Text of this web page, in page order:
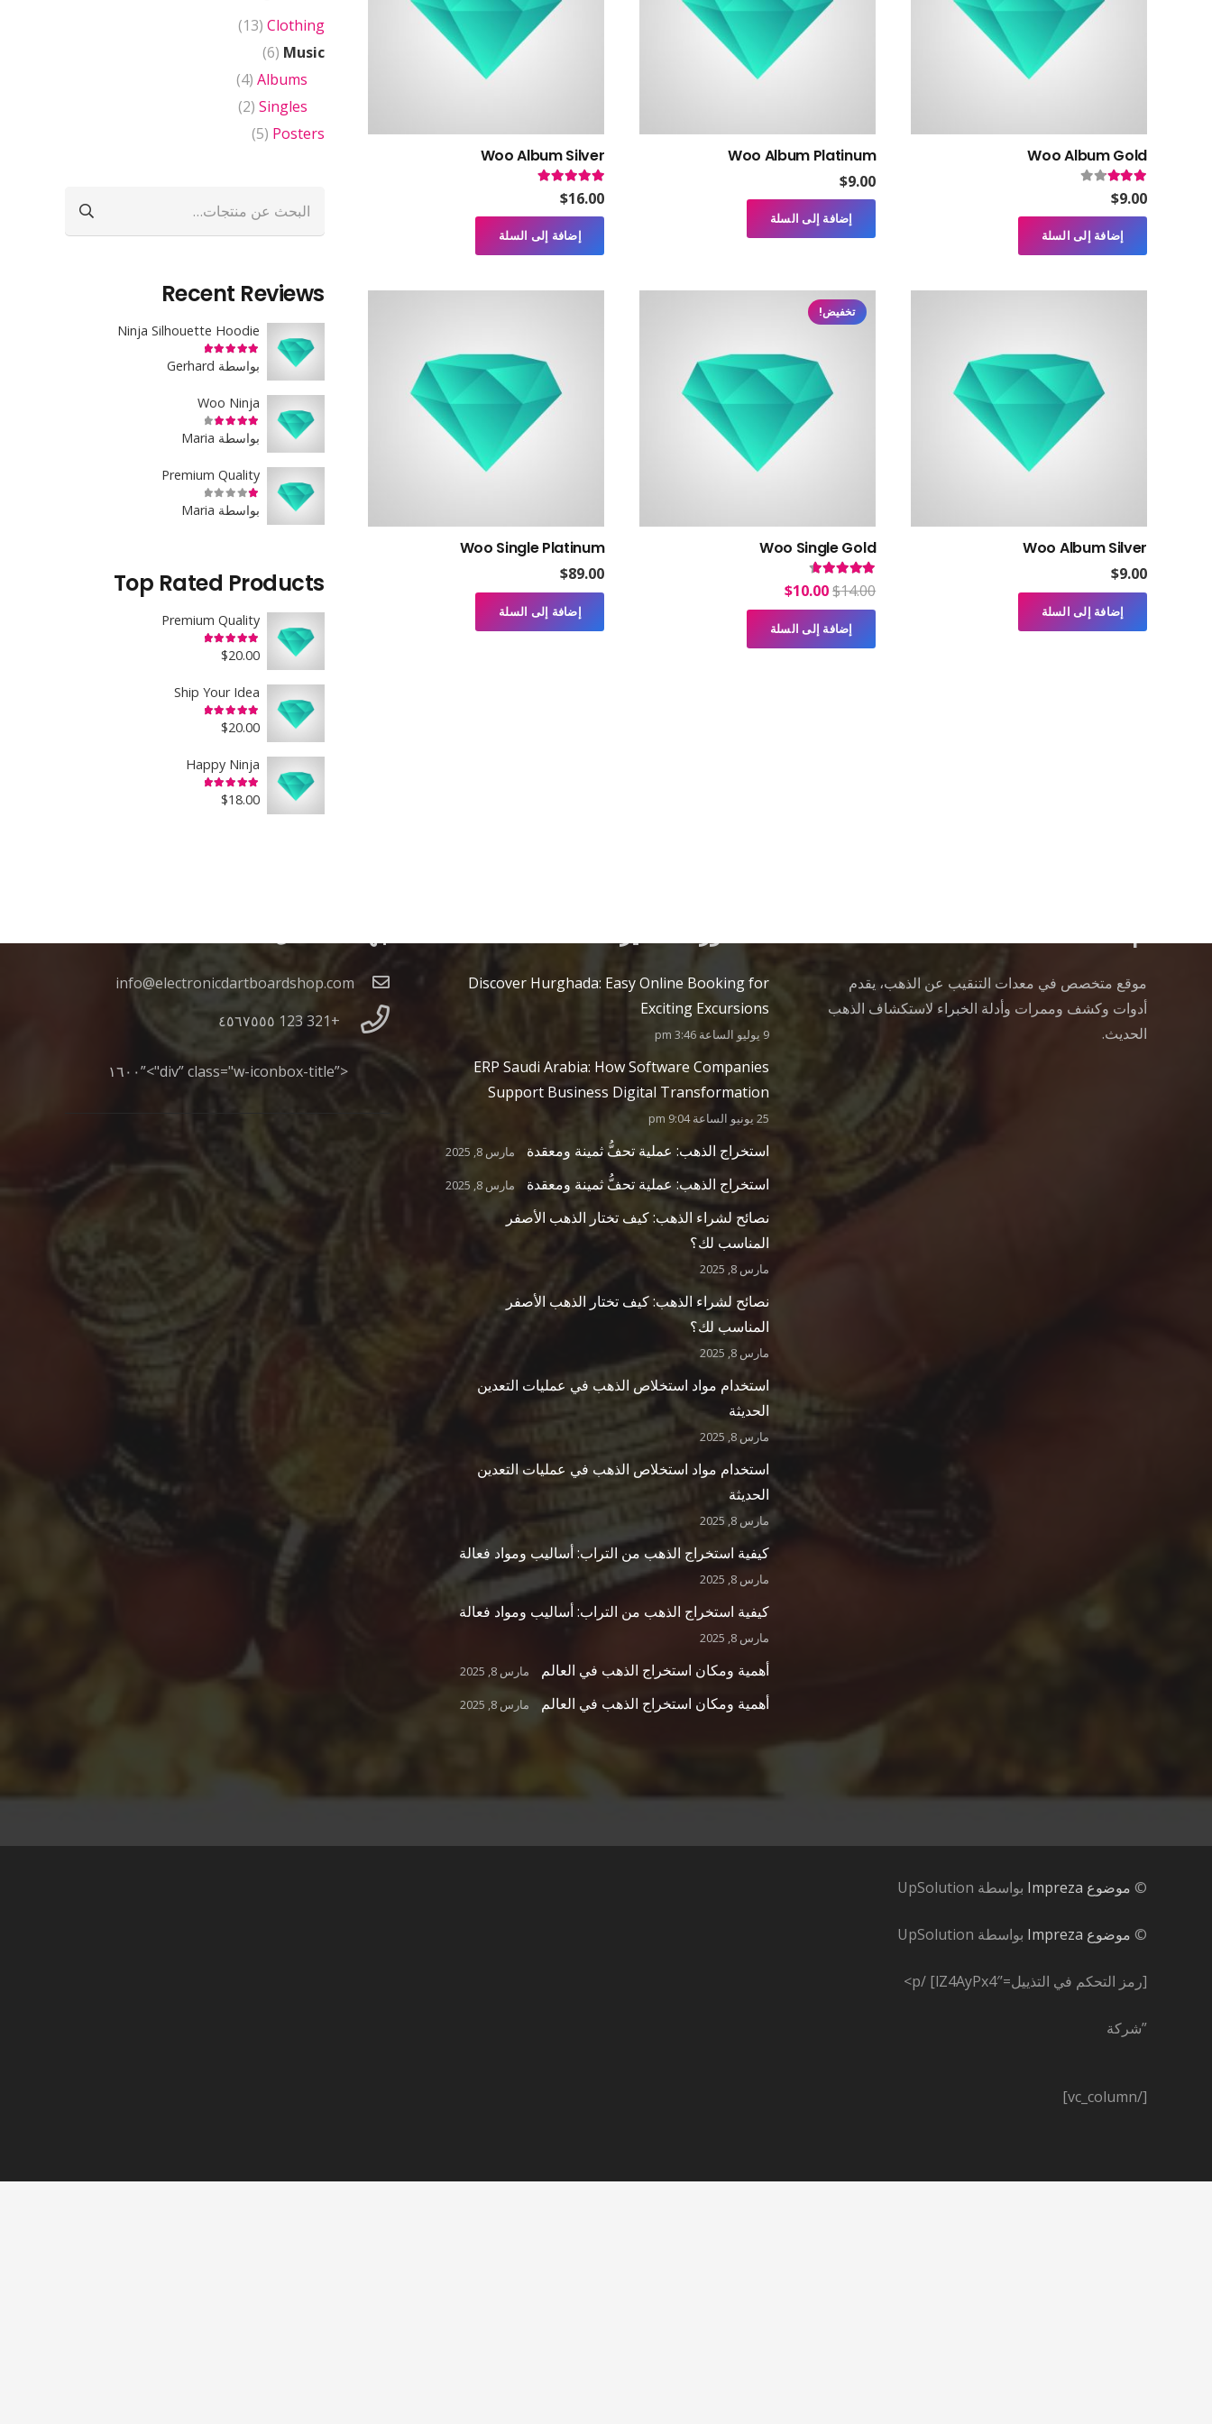
Woo Album Gold
تم التقييم
$9.00
إضافة إلى السلة
Woo Album Platinum
$9.00
إضافة إلى السلة
Woo Album Silver
تم التقييم
$16.00
إضافة إلى السلة
Woo Album Silver
$9.00
إضافة إلى السلة
تخفيض!
Woo Single Gold
تم التقييم4.50 $14.00
السعر
الأصلي
هو:
$10.00 السعر
الحالي
هو:
إضافة إلى السلة
Woo Single Platinum
$89.00
إضافة إلى السلة
Clothing
(13)
Music
(6)
Albums
(4)
Singles
(2)
Posters
(5)
عن:
Recent Reviews
Ninja Silhouette Hoodie
تم التقييم من 5 بواسطة Gerhard
Woo Ninja
تم التقييم من 5 بواسطة Maria
Premium Quality
تم التقييم من 5 بواسطة Maria
Top Rated Products
Premium Quality
تم التقييم
$20.00
Ship Your Idea
تم التقييم
$20.00
Happy Ninja
تم التقييم
$18.00
موقع متخصص في معدات التنقيب عن الذهب، يقدم
أدوات وكشف وممرات وأدلة الخبراء لاستكشاف الذهب
الحديث.
Discover Hurghada: Easy Online Booking for
Exciting Excursions
9 يوليو الساعة 3:46 pm
ERP Saudi Arabia: How Software Companies
Support Business Digital Transformation
25 يونيو الساعة 9:04 pm
استخراج الذهب: عملية تحفُّ ثمينة ومعقدة مارس 8, 2025
استخراج الذهب: عملية تحفُّ ثمينة ومعقدة مارس 8, 2025
نصائح لشراء الذهب: كيف تختار الذهب الأصفر
المناسب لك؟
مارس 8, 2025
نصائح لشراء الذهب: كيف تختار الذهب الأصفر
المناسب لك؟
مارس 8, 2025
استخدام مواد استخلاص الذهب في عمليات التعدين
الحديثة
مارس 8, 2025
استخدام مواد استخلاص الذهب في عمليات التعدين
الحديثة
مارس 8, 2025
كيفية استخراج الذهب من التراب: أساليب ومواد فعالة
مارس 8, 2025
كيفية استخراج الذهب من التراب: أساليب ومواد فعالة
مارس 8, 2025
أهمية ومكان استخراج الذهب في العالم مارس 8, 2025
أهمية ومكان استخراج الذهب في العالم مارس 8, 2025
info@electronicdartboardshop.com
+321 123 ٤٥٦٧٥٥٥
<”div” class="w-iconbox-title">”١٦٠٠
© موضوع Impreza بواسطة UpSolution
© موضوع Impreza بواسطة UpSolution
[رمز التحكم في التذييل=’lZ4AyPx4′] /p>
”شركة
[/vc_column]